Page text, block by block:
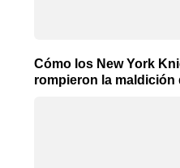
Cómo los New York
rompieron la maldición